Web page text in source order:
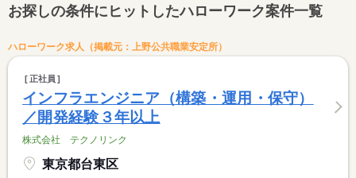
お探しの条件にヒットしたハローワーク案件一覧
ハローワーク求人（掲載元：上野公共職業安定所）
正社員
インフラエンジニア（構築・運用・保守）
／開発経験３年以上
株式会社 テクノリンク
東京都台東区